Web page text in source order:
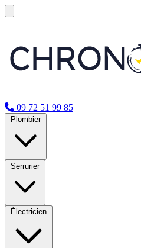
09 72 51 99 85
Plombier
Serrurier
Électricien